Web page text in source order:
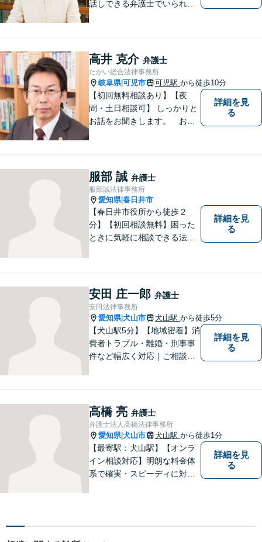
話しできる弁護士でいられる
ます。より良い解決ができる
ようサポートしたいと考えて
おります。
高井 克介 弁護士
たかい総合法律事務所
岐阜県|可児市 可児駅 から徒歩10分
【初回無料相談あり】【夜
間・土日相談可】 しっかりと
お話をお聞きします。 お気
詳細を見
る
服部 誠 弁護士
服部誠法律事務所
愛知県|春日井市
【春日井市役所から徒歩２
分】【初回相談無料】困った
ときに気軽に相談できる法律
できる弁護士を目指していま
す。
詳細を見
る
安田 庄一郎 弁護士
安田法律事務所
愛知県|犬山市 犬山駅 から徒歩5分
【犬山駅5分】【地域密着】消
費者トラブル・離婚・刑事事
件など幅広く対応｜ご相談者
休日・時間外対応可】
詳細を見
る
高橋 亮 弁護士
弁護士法人髙橋法律事務所
愛知県|犬山市 犬山駅 から徒歩1分
【最寄駅：犬山駅】【オンラ
イン相談対応】明朗な料金体
系で確実・スピーディに対応
に対応します。【初回相談無
詳細を見
る